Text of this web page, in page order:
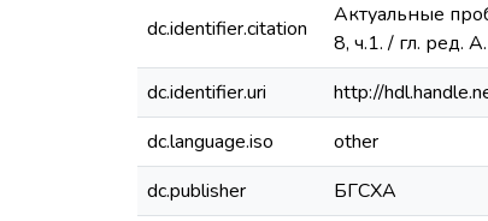
dc.identifier.citation
Актуальные
8, ч.1. / гл. ред.
dc.identifier.uri
http://
dc.language.iso
other
dc.publisher
БГСХА